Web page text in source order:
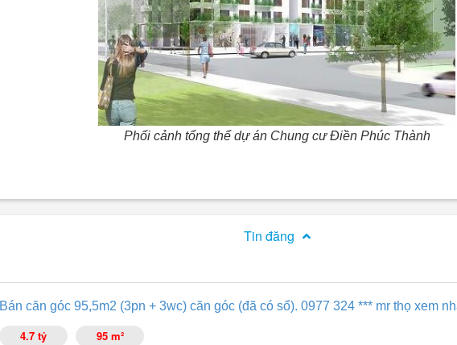
Phối cảnh tổng thể dự án Chung cư Điền Phúc Thành
Tin đăng
Bán căn góc 95,5m2 (3pn + 3wc) căn góc (đã có sổ). 0977 324 *** mr thọ xem
4.7 tỷ 95 m²